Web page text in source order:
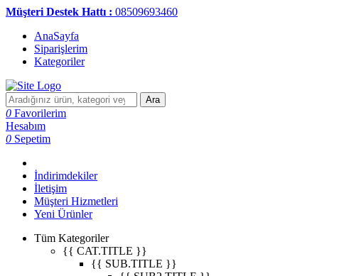
Müşteri Destek Hattı : 08509693460
AnaSayfa
Siparişlerim
Kategoriler
Ara
0 Favorilerim
Hesabım
0 Sepetim
İndirimdekiler
İletişim
Müşteri Hizmetleri
Yeni Ürünler
Tüm Kategoriler
{{ CAT.TITLE }}
{{ SUB.TITLE }}